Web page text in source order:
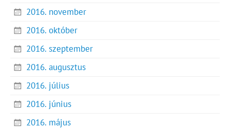
2016. november
2016. október
2016. szeptember
2016. augusztus
2016. július
2016. június
2016. május